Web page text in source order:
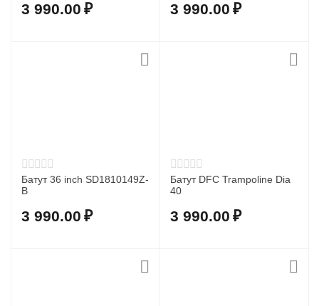
3 990.00 ₽ 3 990.00 ₽
Батут 36 inch SD1810149Z-
B
3 990.00 ₽
Батут DFC Trampoline Dia
40
3 990.00 ₽